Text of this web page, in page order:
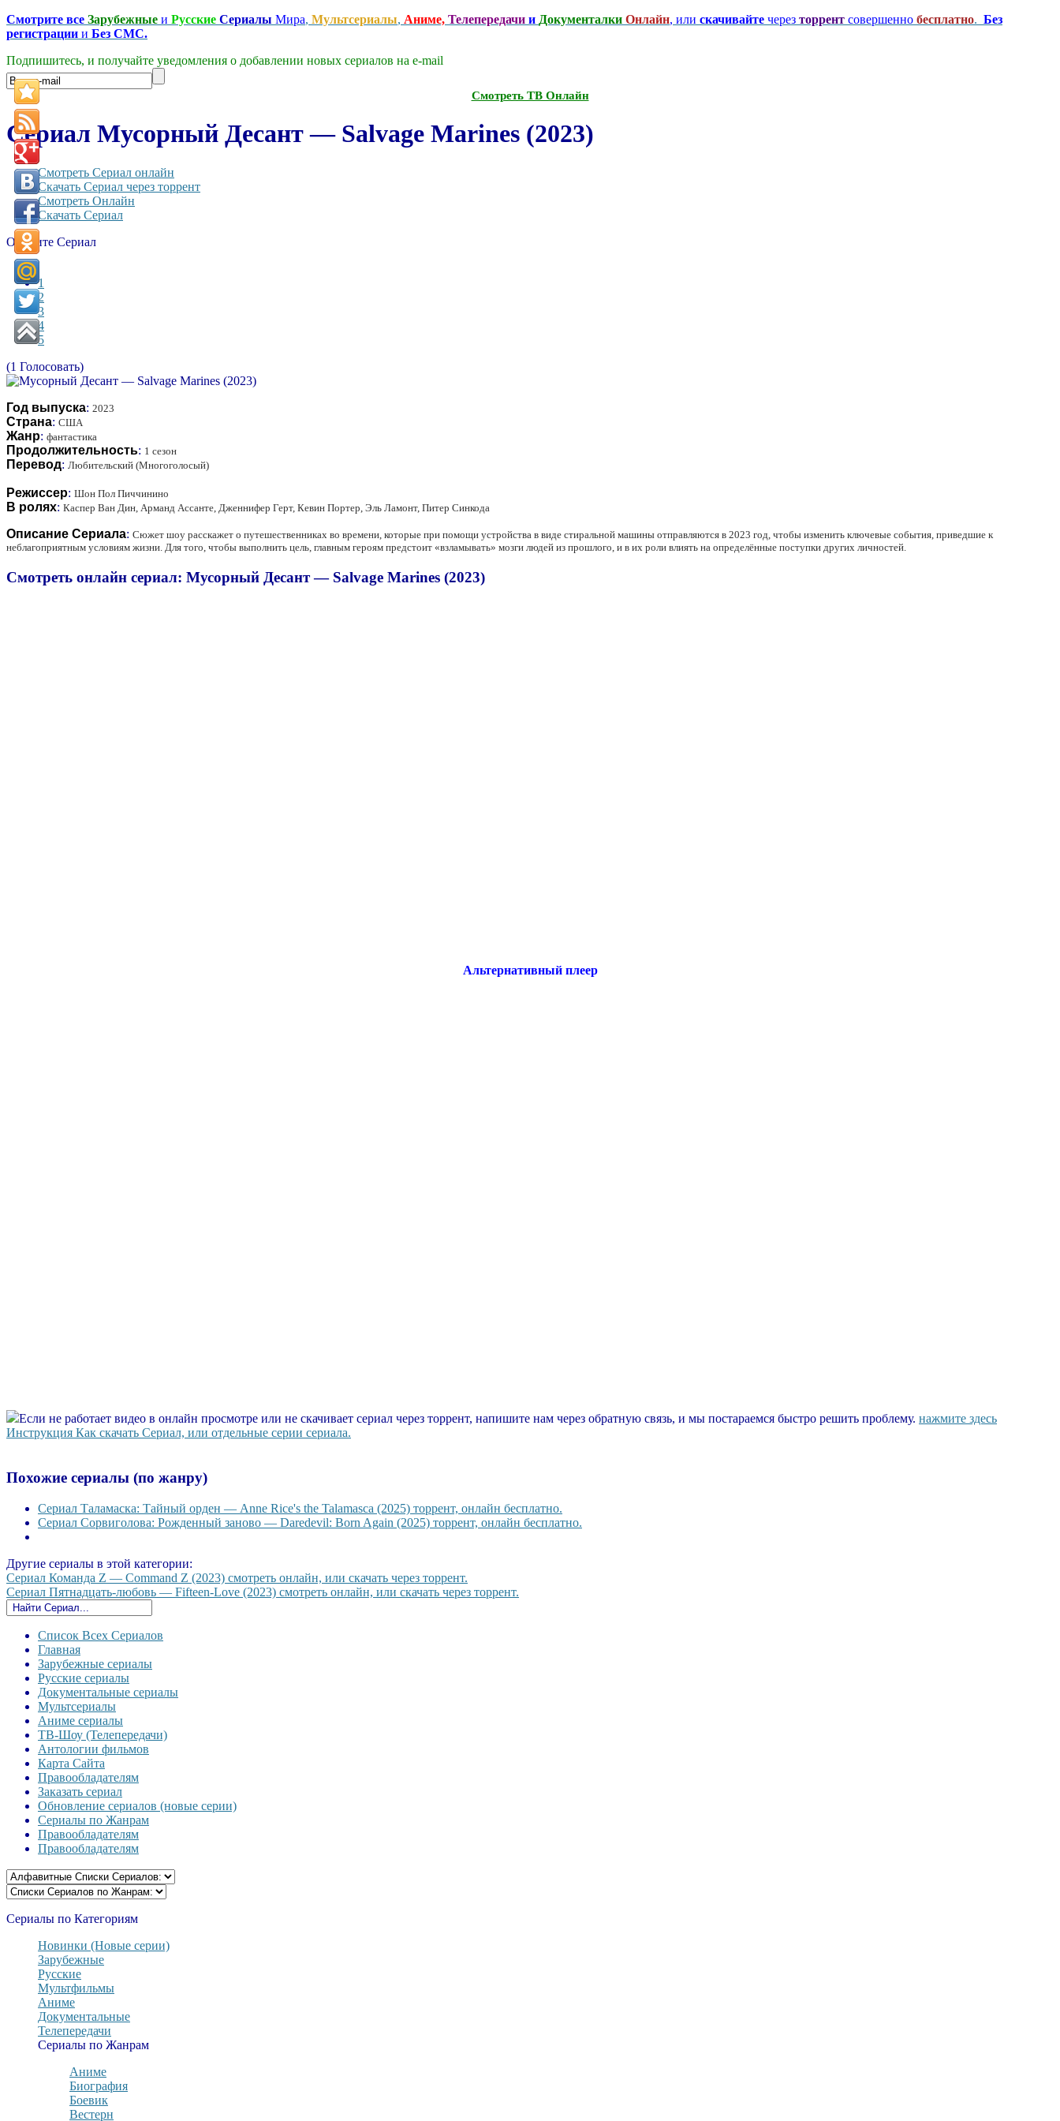
Смотрите все Зарубежные и Русские Сериалы Мира, Мультсериалы, Аниме, Телепередачи и Документалки Онлайн, или скачивайте через торрент совершенно бесплатно. Без
регистрации и Без СМС.
Подпишитесь, и получайте уведомления о добавлении новых сериалов на e-mаil
Смотреть ТВ Онлайн
Сериал Мусорный Десант — Salvage Marines (2023)
Смотреть Сериал онлайн
Скачать Сериал через торрент
Смотреть Онлайн
Скачать Сериал
Оцените Сериал
1
2
3
4
5
(1 Голосовать)
Год выпуска: 2023
Страна: США
Жанр: фантастика
Продолжительность: 1 сезон
Перевод: Любительский (Многоголосый)
Режиссер: Шон Пол Пиччинино
В ролях: Каспер Ван Дин, Арманд Ассанте, Дженнифер Герт, Кевин Портер, Эль Ламонт, Питер Синкода
Описание Сериала: Сюжет шоу расскажет о путешественниках во времени, которые при помощи устройства в виде стиральной машины отправляются в 2023 год, чтобы изменить ключевые события, приведшие к
неблагоприятным условиям жизни. Для того, чтобы выполнить цель, главным героям предстоит «взламывать» мозги людей из прошлого, и в их роли влиять на определённые поступки других личностей.
Смотреть онлайн сериал: Мусорный Десант — Salvage Marines (2023)
Альтернативный плеер
Если не работает видео в онлайн просмотре или не скачивает сериал через торрент, напишите нам через обратную связь, и мы постараемся быстро решить проблему. нажмите здесь
Инструкция Как скачать Сериал, или отдельные серии сериала.
Похожие сериалы (по жанру)
Сериал Таламаска: Тайный орден — Anne Rice's the Talamasca (2025) торрент, онлайн бесплатно.
Сериал Сорвиголова: Рожденный заново — Daredevil: Born Again (2025) торрент, онлайн бесплатно.
Другие сериалы в этой категории:
Сериал Команда Z — Command Z (2023) смотреть онлайн, или скачать через торрент.
Сериал Пятнадцать-любовь — Fifteen-Love (2023) смотреть онлайн, или скачать через торрент.
Список Всех Сериалов
Главная
Зарубежные сериалы
Русские сериалы
Документальные сериалы
Мультсериалы
Аниме сериалы
ТВ-Шоу (Телепередачи)
Антологии фильмов
Карта Сайта
Правообладателям
Заказать сериал
Обновление сериалов (новые серии)
Сериалы по Жанрам
Правообладателям
Правообладателям
Сериалы по Категориям
Новинки (Новые серии)
Зарубежные
Русские
Мультфильмы
Аниме
Документальные
Телепередачи
Сериалы по Жанрам
Аниме
Биография
Боевик
Вестерн